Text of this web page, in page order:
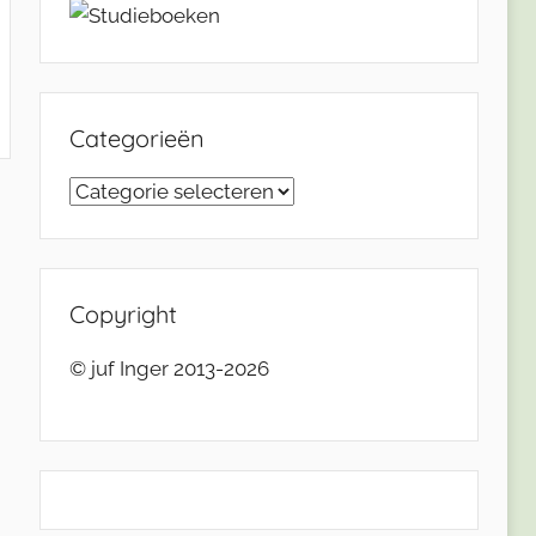
Categorieën
Categorieën
Copyright
© juf Inger 2013-2026